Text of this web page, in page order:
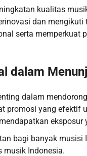
kualitas
dan
serta memperkuat
dalam
dalam
promosi yang
bagi banyak
musik Indonesia.